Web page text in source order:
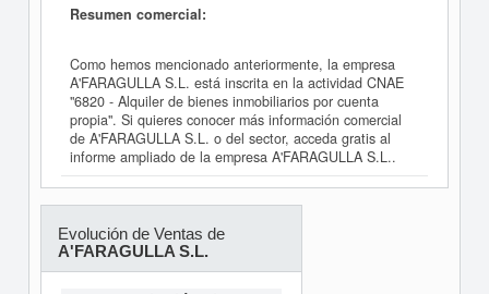
Resumen comercial:
Como hemos mencionado anteriormente, la empresa
A'FARAGULLA S.L. está inscrita en la actividad CNAE
"6820 - Alquiler de bienes inmobiliarios por cuenta
propia". Si quieres conocer más información comercial
de A'FARAGULLA S.L. o del sector, acceda gratis al
informe ampliado de la empresa A'FARAGULLA S.L..
Evolución de Ventas de
A'FARAGULLA S.L.